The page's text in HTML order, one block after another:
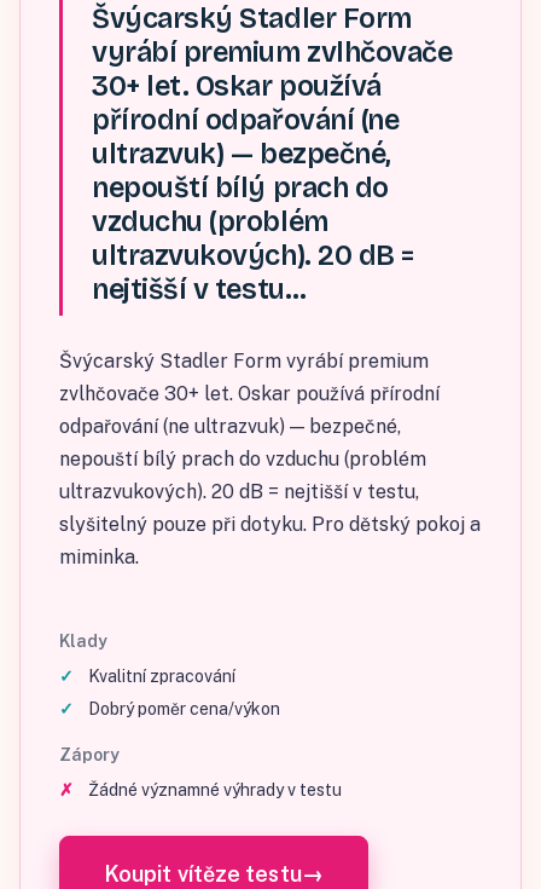
Švýcarský Stadler Form
vyrábí premium zvlhčovače
30+ let. Oskar používá
přírodní odpařování (ne
ultrazvuk) — bezpečné,
nepouští bílý prach do
vzduchu (problém
ultrazvukových). 20 dB =
nejtišší v testu…
Švýcarský Stadler Form vyrábí premium
zvlhčovače 30+ let. Oskar používá přírodní
odpařování (ne ultrazvuk) — bezpečné,
nepouští bílý prach do vzduchu (problém
ultrazvukových). 20 dB = nejtišší v testu,
slyšitelný pouze při dotyku. Pro dětský pokoj a
miminka.
Klady
Kvalitní zpracování
Dobrý poměr cena/výkon
Zápory
Žádné významné výhrady v testu
Koupit vítěze testu→